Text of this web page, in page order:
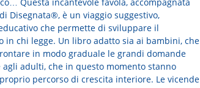
Disegnata®, è un viaggio suggestivo,
che permette di sviluppare il
in chi legge. Un libro adatto sia ai bambini, che
in modo graduale le grandi domande
agli adulti, che in questo momento stanno
percorso di crescita interiore. Le vicende